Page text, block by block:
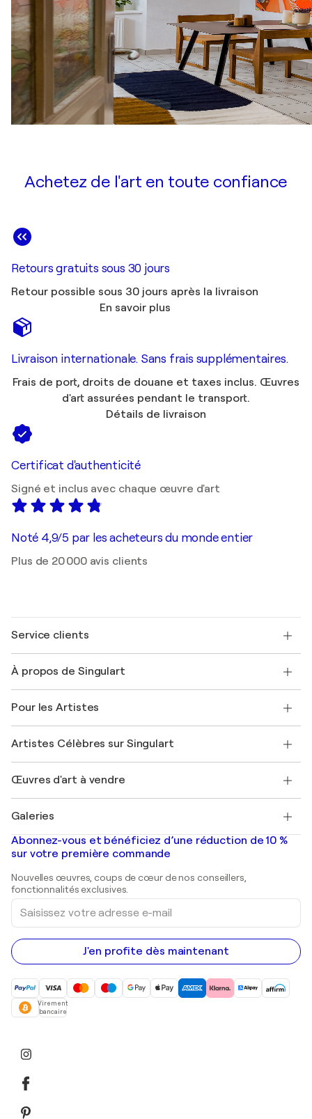
Achetez de l'art en toute confiance
Retours gratuits sous 30 jours
Retour possible sous 30 jours après la livraison
En savoir plus
Livraison internationale. Sans frais supplémentaires.
Frais de port, droits de douane et taxes inclus. Œuvres
d'art assurées pendant le transport.
Détails de livraison
Certificat d'authenticité
Signé et inclus avec chaque œuvre d'art
Noté 4,9/5 par les acheteurs du monde entier
Plus de 20 000 avis clients
Service clients
Expédition
Offrir une carte cadeau
Rejoignez notre programme commercial
Mon compte
+33 1 76 44 06 42
À propos de Singulart
FAQ
Magazine Singulart
Emplois
Découvrez une sélection d'art original
Pour les Artistes
Se connecter en tant qu'Artiste
Artistes Célèbres sur Singulart
Marc Chagall
Banksy
Mr. Brainwash
Shepard Fairey
Œuvres d'art à vendre
Tableaux abstraits à vendre
Peintures de paysage
Estampes
Peintures acryliques
Galeries
Galeries d'art en France
Galeries d'art en Belgique
Abonnez-vous et bénéficiez d’une réduction de 10 %
sur votre première commande
Nouvelles œuvres, coups de cœur de nos conseillers,
fonctionnalités exclusives.
Saisissez
votre
adresse
e-
mail
J'en profite dès maintenant
Virement
bancaire